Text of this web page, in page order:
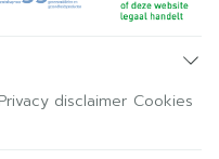
Privacy disclaimer Cookies